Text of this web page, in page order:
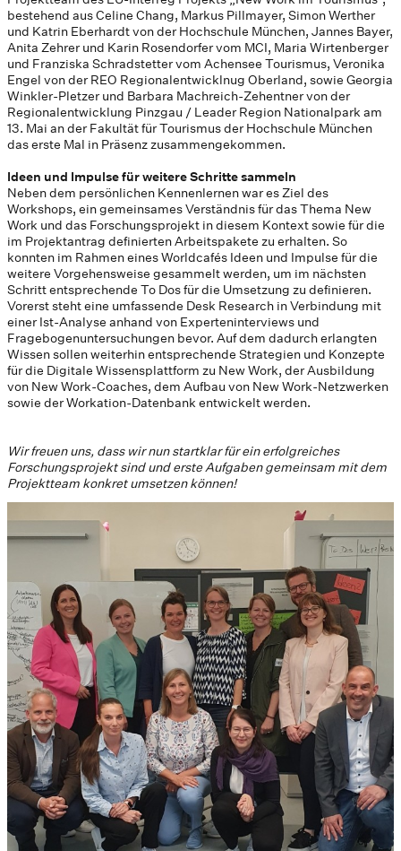
bestehend aus Celine Chang, Markus Pillmayer, Simon Werther
und Katrin Eberhardt von der Hochschule München, Jannes Bayer,
Anita Zehrer und Karin Rosendorfer vom MCI, Maria Wirtenberger
und Franziska Schradstetter vom Achensee Tourismus, Veronika
Engel von der REO Regionalentwicklnug Oberland, sowie Georgia
Winkler-Pletzer und Barbara Machreich-Zehentner von der
Regionalentwicklung Pinzgau / Leader Region Nationalpark am
13. Mai an der Fakultät für Tourismus der Hochschule München
das erste Mal in Präsenz zusammengekommen.
Ideen und Impulse für weitere Schritte sammeln
Neben dem persönlichen Kennenlernen war es Ziel des
Workshops, ein gemeinsames Verständnis für das Thema New
Work und das Forschungsprojekt in diesem Kontext sowie für die
im Projektantrag definierten Arbeitspakete zu erhalten. So
konnten im Rahmen eines Worldcafés Ideen und Impulse für die
weitere Vorgehensweise gesammelt werden, um im nächsten
Schritt entsprechende To Dos für die Umsetzung zu definieren.
Vorerst steht eine umfassende Desk Research in Verbindung mit
einer Ist-Analyse anhand von Experteninterviews und
Fragebogenuntersuchungen bevor. Auf dem dadurch erlangten
Wissen sollen weiterhin entsprechende Strategien und Konzepte
für die Digitale Wissensplattform zu New Work, der Ausbildung
von New Work-Coaches, dem Aufbau von New Work-Netzwerken
sowie der Workation-Datenbank entwickelt werden.
Wir freuen uns, dass wir nun startklar für ein erfolgreiches
Forschungsprojekt sind und erste Aufgaben gemeinsam mit dem
Projektteam konkret umsetzen können!